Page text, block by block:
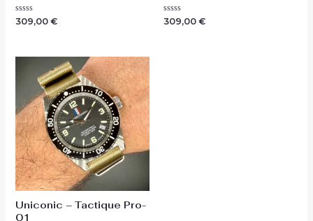
Note
309,00 €
Note
309,00 €
Uniconic – Tactique Pro-
01